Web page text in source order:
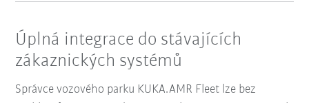
Úplná integrace do stávajících
zákaznických systémů
Správce vozového parku KUKA.AMR Fleet lze bez